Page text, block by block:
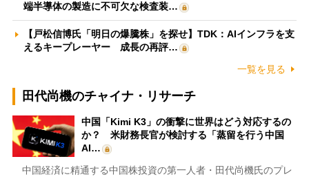
端半導体の製造に不可欠な検査装…
【戸松信博氏「明日の爆騰株」を探せ】TDK：AIインフラを支
えるキープレーヤー 成長の再評…
一覧を見る
田代尚機のチャイナ・リサーチ
中国「Kimi K3」の衝撃に世界はどう対応するの
か？ 米財務長官が検討する「蒸留を行う中国
AI…
中国経済に精通する中国株投資の第一人者・田代尚機氏のプレ